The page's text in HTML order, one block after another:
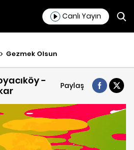
Canlı Yayın
Gezmek Olsun
-
Paylaş